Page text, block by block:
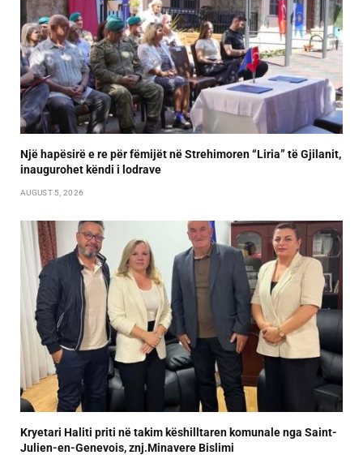
Një hapësirë e re për fëmijët në Strehimoren “Liria” të Gjilanit,
inaugurohet këndi i lodrave
AUGUST 5, 2026
Kryetari Haliti priti në takim këshilltaren komunale nga Saint-
Julien-en-Genevois, znj.Minavere Bislimi